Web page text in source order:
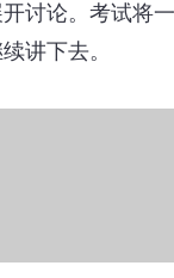
讨论。考试将
讲下去。